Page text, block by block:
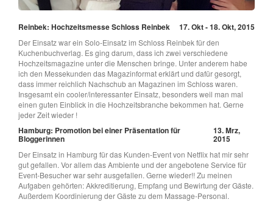
Reinbek: Hochzeitsmesse Schloss Reinbek 17. Okt - 18. Okt, 2015
Der Einsatz war ein Solo-Einsatz im Schloss Reinbek für den
Kuchenbuchverlag. Es ging darum, dass ich zwei verschiedene
Hochzeitsmagazine unter die Menschen bringe. Unter anderem habe
ich den Messekunden das Magazinformat erklärt und dafür gesorgt,
dass immer reichlich Nachschub an Magazinen im Schloss waren.
Insgesamt ein cooler/interessanter Einsatz, besonders weil man mal
einen guten Einblick in die Hochzeitsbranche bekommen hat. Gerne
jeder Zeit wieder !
Hamburg: Promotion bei einer Präsentation für
Bloggerinnen
13. Mrz,
2015
Der Einsatz in Hamburg für das Kunden-Event von Netflix hat mir sehr
gut gefallen. Vor allem das Ambiente und der angebotene Service für
Event-Besucher war sehr ausgefallen. Gerne wieder!! Zu meinen
Aufgaben gehörten: Akkreditierung, Empfang und Bewirtung der Gäste.
Außerdem Koordinierung der Gäste zu dem Massage-Personal.